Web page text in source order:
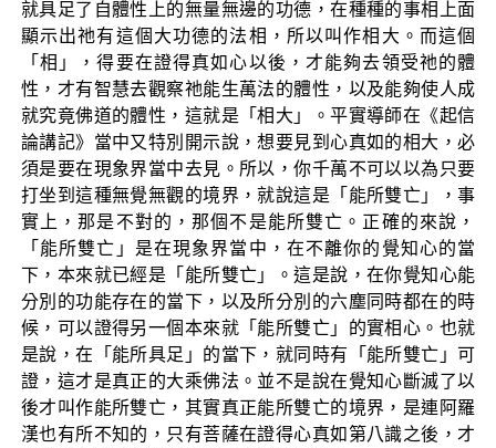
就具足了自體性上的無量無邊的功德，在種種的事相上面
顯示出祂有這個大功德的法相，所以叫作相大。而這個
「相」，得要在證得真如心以後，才能夠去領受祂的體
性，才有智慧去觀察祂能生萬法的體性，以及能夠使人成
就究竟佛道的體性，這就是「相大」。平實導師在《起信
論講記》當中又特別開示說，想要見到心真如的相大，必
須是要在現象界當中去見。所以，你千萬不可以以為只要
打坐到這種無覺無觀的境界，就說這是「能所雙亡」，事
實上，那是不對的，那個不是能所雙亡。正確的來說，
「能所雙亡」是在現象界當中，在不離你的覺知心的當
下，本來就已經是「能所雙亡」。這是說，在你覺知心能
分別的功能存在的當下，以及所分別的六塵同時都在的時
候，可以證得另一個本來就「能所雙亡」的實相心。也就
是說，在「能所具足」的當下，就同時有「能所雙亡」可
證，這才是真正的大乘佛法。並不是說在覺知心斷滅了以
後才叫作能所雙亡，其實真正能所雙亡的境界，是連阿羅
漢也有所不知的，只有菩薩在證得心真如第八識之後，才